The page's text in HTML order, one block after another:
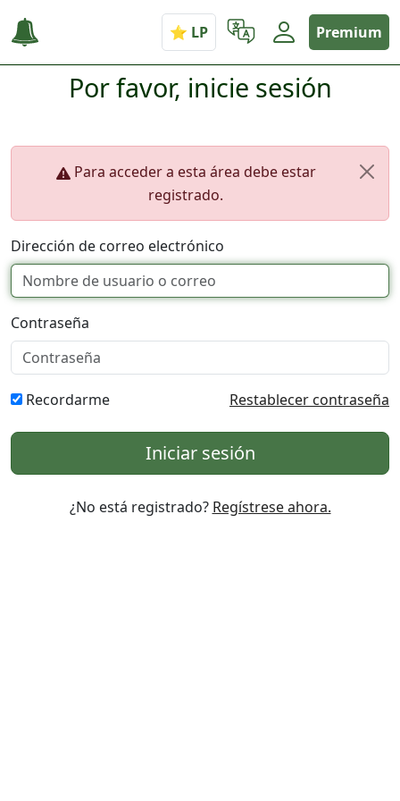
Premium
Por favor, inicie sesión
Para acceder a esta área debe estar
registrado.
Dirección de correo electrónico
Contraseña
Recordarme Restablecer contraseña
Iniciar sesión
¿No está registrado? Regístrese ahora.